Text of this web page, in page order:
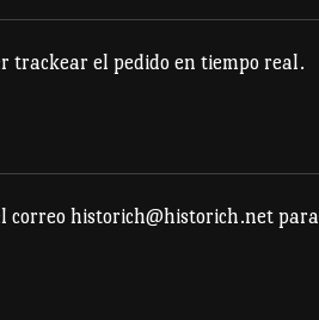
trackear el pedido en tiempo real.
correo historich@historich.net para